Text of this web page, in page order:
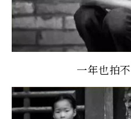
一年也拍